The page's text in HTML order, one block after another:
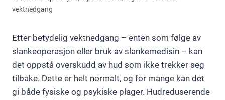
vektnedgang
Etter betydelig vektnedgang – enten som følge av
slankeoperasjon eller bruk av slankemedisin – kan
det oppstå overskudd av hud som ikke trekker seg
tilbake. Dette er helt normalt, og for mange kan det
gi både fysiske og psykiske plager. Hudreduserende